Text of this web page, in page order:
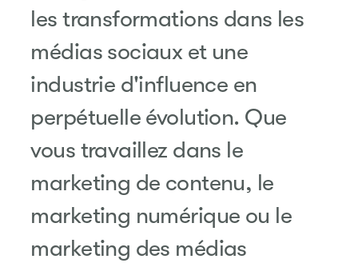
les transformations dans les
médias sociaux et une
industrie d'influence en
perpétuelle évolution. Que
vous travaillez dans le
marketing de contenu, le
marketing numérique ou le
marketing des médias